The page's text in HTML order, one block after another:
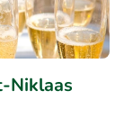
Niklaas